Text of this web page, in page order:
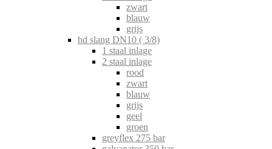
zwart
blauw
grijs
hd slang DN10 ( 3/8)
1 staal inlage
2 staal inlage
rood
zwart
blauw
grijs
geel
groen
greyflex 275 bar